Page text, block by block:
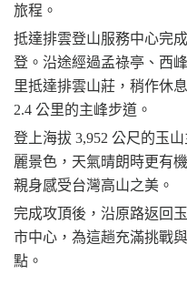
旅程。
抵達排雲登山服務中心完
登。沿途經過孟祿亭、西
里抵達排雲山莊，稍作休
2.4 公里的主峰步道。
登上海拔 3,952 公尺的玉
麗景色，天氣晴朗時更有
親身感受台灣高山之美。
完成攻頂後，沿原路返回
市中心，為這趟充滿挑戰
點。